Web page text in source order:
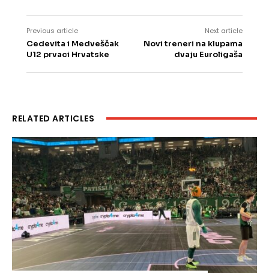
Previous article
Cedevita i Medveščak
U12 prvaci Hrvatske
Next article
Novi treneri na klupama
dvaju Euroligaša
RELATED ARTICLES